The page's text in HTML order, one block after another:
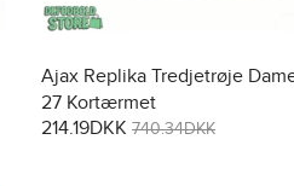
Ajax Replika Tredjetrøje
27 Kortærmet
214.19DKK 740.34DKK